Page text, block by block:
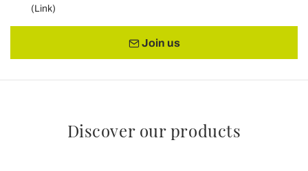
(Link)
Join us
Discover our products